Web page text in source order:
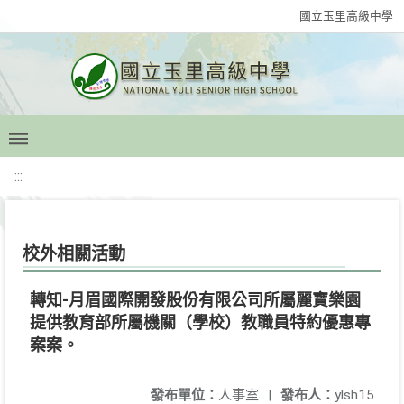
國立玉里高級中學
:::
校外相關活動
轉知-月眉國際開發股份有限公司所屬麗寶樂園
提供教育部所屬機關（學校）教職員特約優惠專
案案。
發布人： ylsh15
發布單位： 人事室 |